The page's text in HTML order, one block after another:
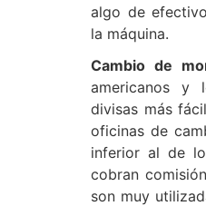
algo de
la máquina.
Cambio de
americanos y
divisas más
oficinas de
inferior al de
cobran
son muy